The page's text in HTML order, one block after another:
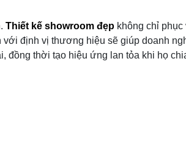
Thiết kế showroom đẹp không chỉ phục
với định vị thương hiệu sẽ giúp doanh
đồng thời tạo hiệu ứng lan tỏa khi họ